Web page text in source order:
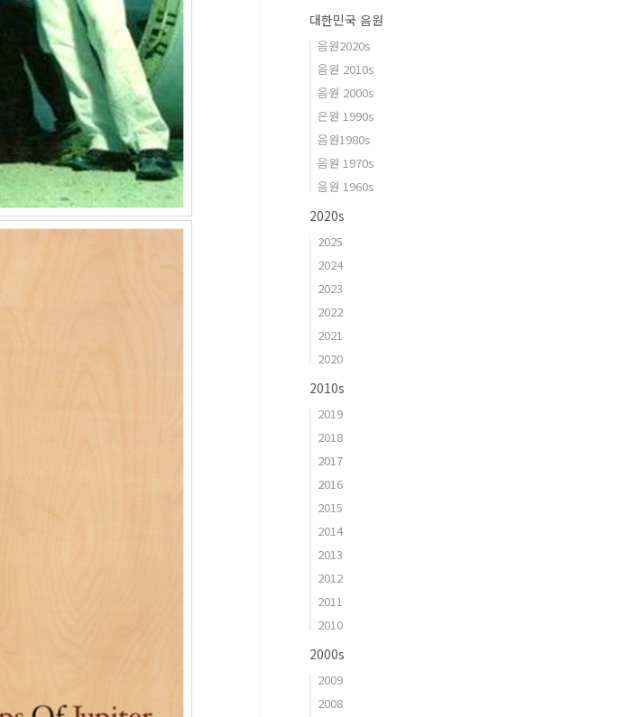
대한민국 음원
음원2020s
음원 2010s
음원 2000s
은원 1990s
음원1980s
음원 1970s
음원 1960s
2020s
2025
2024
2023
2022
2021
2020
2010s
2019
2018
2017
2016
2015
2014
2013
2012
2011
2010
2000s
2009
2008